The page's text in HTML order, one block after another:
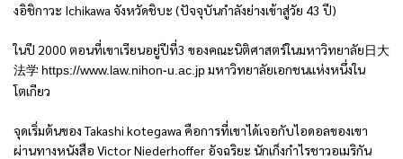
งอิชิกาวะ Ichikawa จังหวัดชิบะ (ปัจจุบันกำลังย่างเข้าสู่วัย 43 ปี)
ในปี 2000 ตอนที่เขาเรียนอยู่ปีที่3 ของคณะนิติศาสตร์ในมหาวิทยาลัย日大
法学 https://www.law.nihon-u.ac.jpมหาวิทยาลัยเอกชนแห่งหนึ่งใน
โตเกียว
จุดเริ่มต้นของ Takashi kotegawa คือการที่เขาได้เจอกับไอดอลของเขา
ผ่านทางหนังสือ Victor Niederhoffer อัจฉริยะ นักเก็งกำไรชาวอเมริกัน